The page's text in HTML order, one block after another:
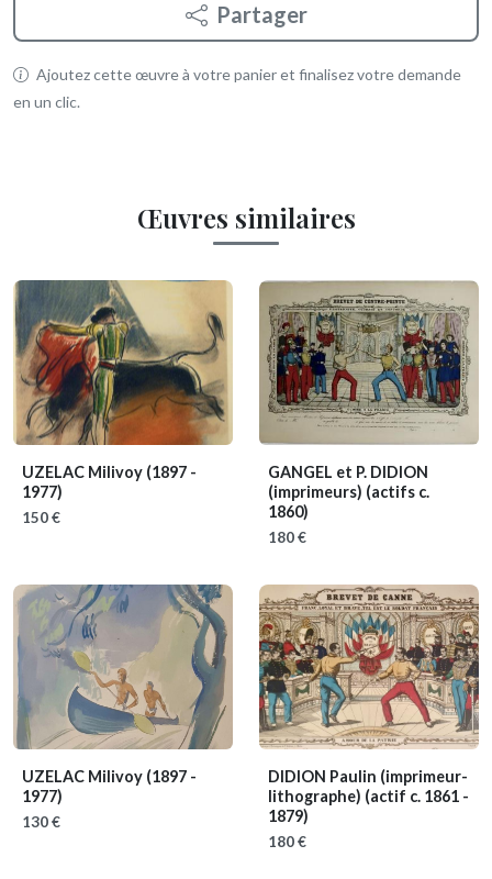
Partager
Ajoutez cette œuvre à votre panier et finalisez votre demande
en un clic.
Œuvres similaires
UZELAC Milivoy (1897 -
1977)
150 €
GANGEL et P. DIDION
(imprimeurs) (actifs c.
1860)
180 €
UZELAC Milivoy (1897 -
1977)
130 €
DIDION Paulin (imprimeur-
lithographe) (actif c. 1861 -
1879)
180 €